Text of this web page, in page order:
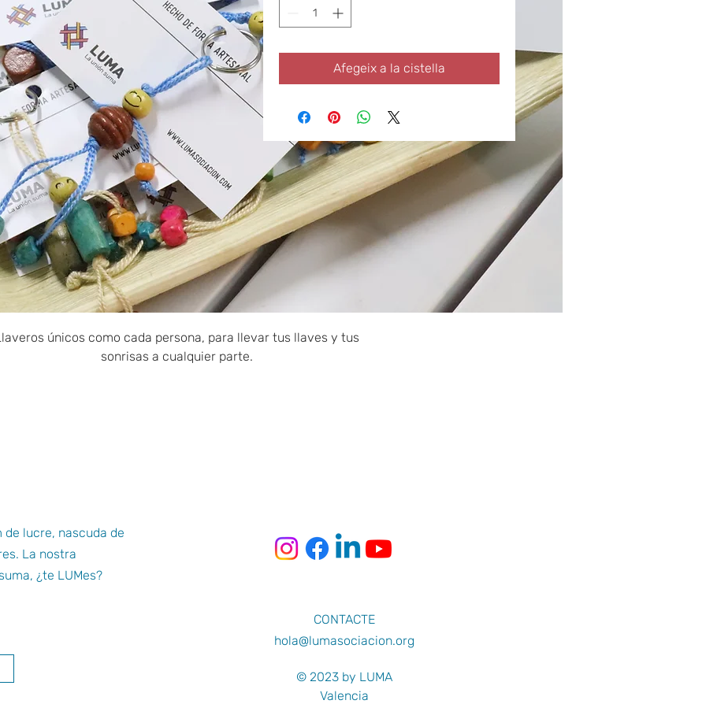
Afegeix a la cistella
únicos como cada persona, para llevar tus llaves y tus
sonrisas a cualquier parte.
de lucre, nascuda de
La nostra
¿te LUMes?
CONTACTE
hola@lumasociacion.org
© 2023 by LUMA
Valencia